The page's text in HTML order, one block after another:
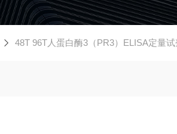
48T 96T人蛋白酶3（PR3）ELISA定量